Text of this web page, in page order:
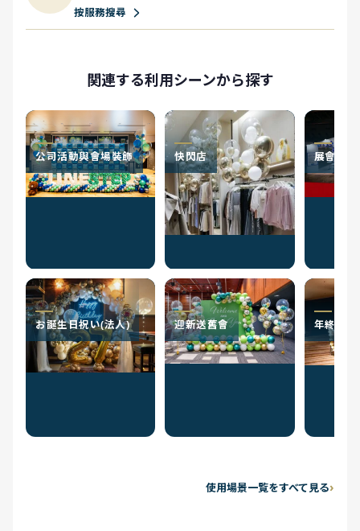
按服務搜尋
関連する利用シーンから探す
公司活動與會場裝飾
お誕生日祝い(法人)
快閃店
迎新送舊會
展會
年終聚會
使用場景一覧をすべて見る